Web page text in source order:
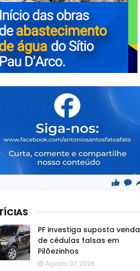
PF investiga suposta venda
de cédulas falsas em
Pilõezinhos
Agosto 07, 2026